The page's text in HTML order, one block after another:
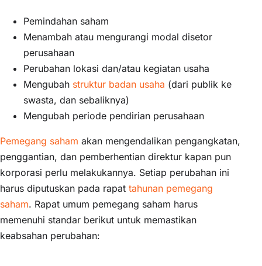
Pemindahan saham
Menambah atau mengurangi modal disetor
perusahaan
Perubahan lokasi dan/atau kegiatan usaha
Mengubah struktur badan usaha (dari publik ke
swasta, dan sebaliknya)
Mengubah periode pendirian perusahaan
Pemegang saham akan mengendalikan pengangkatan,
penggantian, dan pemberhentian direktur kapan pun
korporasi perlu melakukannya. Setiap perubahan ini
harus diputuskan pada rapat tahunan pemegang
saham. Rapat umum pemegang saham harus
memenuhi standar berikut untuk memastikan
keabsahan perubahan: